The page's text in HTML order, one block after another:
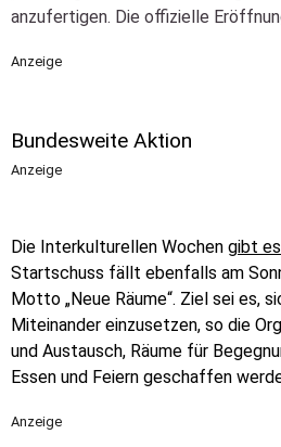
anzufertigen. Die offizielle
Anzeige
Bundesweite Aktion
Anzeige
Die Interkulturellen Wochen gibt
Startschuss fällt ebenfalls am
Motto „Neue Räume“. Ziel sei es,
Miteinander einzusetzen, so die
und Austausch, Räume für
Essen und Feiern geschaffen
Anzeige